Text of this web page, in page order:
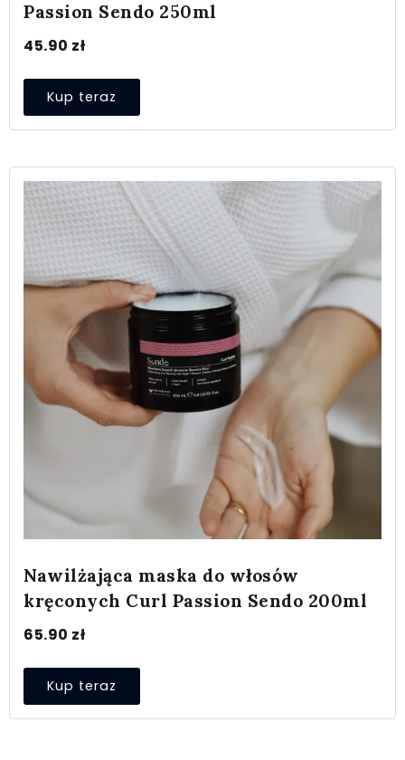
Passion Sendo 250ml
45.90 zł
Kup teraz
Nawilżająca maska do włosów
kręconych Curl Passion Sendo 200ml
65.90 zł
Kup teraz